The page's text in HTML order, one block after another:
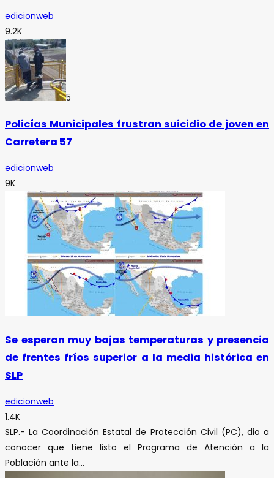
edicionweb
9.2K
5
Policías Municipales frustran suicidio de joven en
Carretera 57
edicionweb
9K
Se esperan muy bajas temperaturas y presencia
de frentes fríos superior a la media histórica en
SLP
edicionweb
1.4K
SLP.- La Coordinación Estatal de Protección Civil (PC), dio a
conocer que tiene listo el Programa de Atención a la
Población ante la...